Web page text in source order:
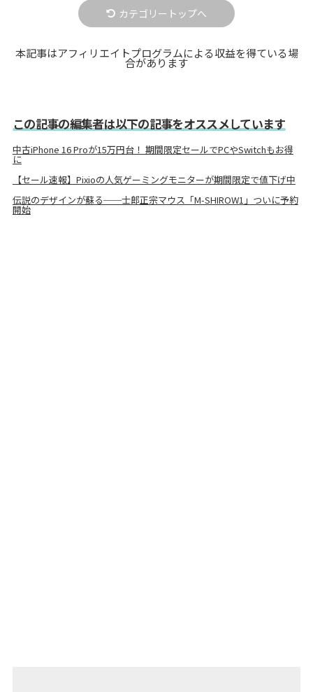
カテゴリートップへ
本記事はアフィリエイトプログラムによる収益を得ている場
合があります
この記事の編集者は以下の記事をオススメしています
中古iPhone 16 Proが15万円台！ 期間限定セールでPCやSwitchもお得
に
【セール速報】Pixioの人気ゲーミングモニターが期間限定で値下げ中
伝説のデザインが蘇る──士郎正宗マウス「M-SHIROW1」ついに予約
開始